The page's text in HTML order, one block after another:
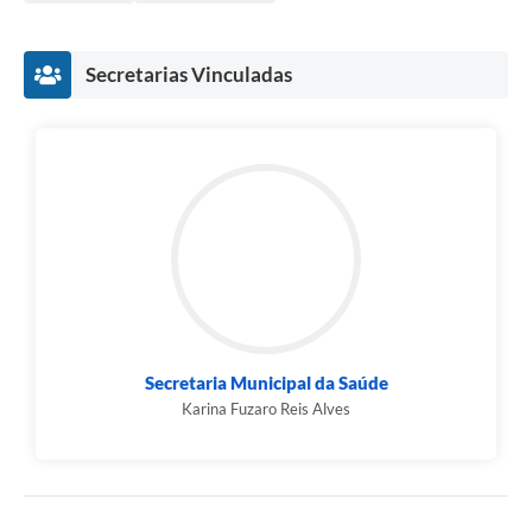
Secretarias Vinculadas
Secretaria Municipal da Saúde
Karina Fuzaro Reis Alves